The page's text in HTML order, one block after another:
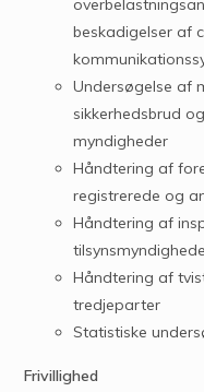
beskadigelser af
Undersøgelse af
sikkerhedsbrud
myndigheder
Håndtering af
registrerede og
Håndtering af
Håndtering af
tredjeparter
Statistiske
Frivillighed